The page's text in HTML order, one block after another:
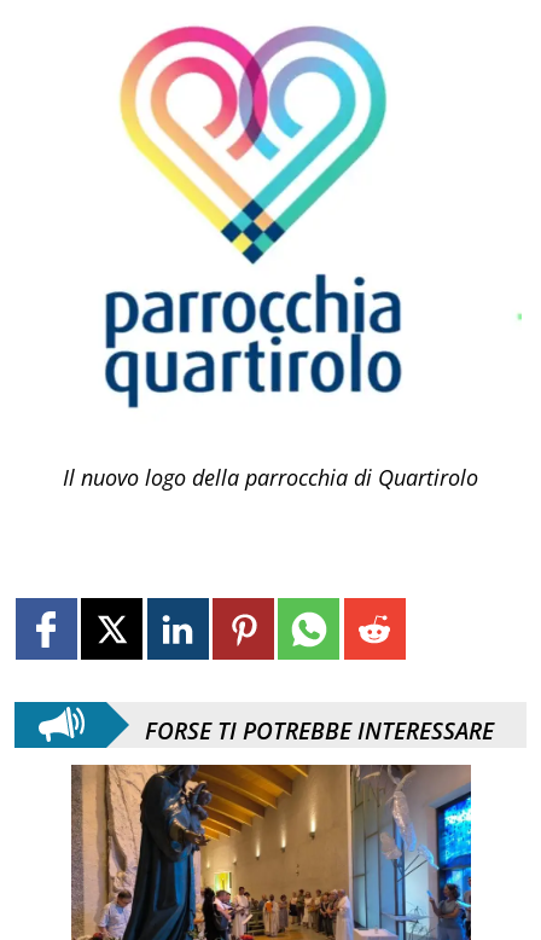
Il nuovo logo della parrocchia di Quartirolo
FORSE TI POTREBBE INTERESSARE